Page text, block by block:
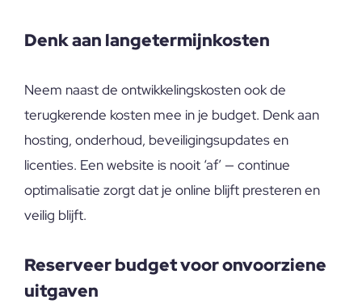
Denk aan langetermijnkosten
Neem naast de ontwikkelingskosten ook de
terugkerende kosten mee in je budget. Denk aan
hosting, onderhoud, beveiligingsupdates en
licenties. Een website is nooit ‘af’ — continue
optimalisatie zorgt dat je online blijft presteren en
veilig blijft.
Reserveer budget voor onvoorziene
uitgaven